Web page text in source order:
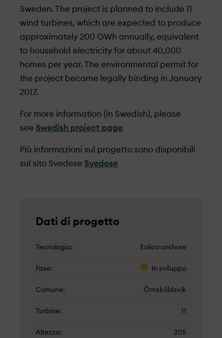
Sweden. The project is planned to include 11
wind turbines, which are expected to produce
approximately 200 GWh annually, equivalent
to household electricity for about 40,000
homes per year. The environmental permit for
the project became legally binding in January
2017.
For more information (in Swedish), please
see Swedish project page
Più informazioni sul progetto sono disponibili
sul sito Svedese Svedese
Dati di progetto
Tecnologia Eolico onshore
Fase In sviluppo
Comune Örnsköldsvik
Turbine
Altezza 205